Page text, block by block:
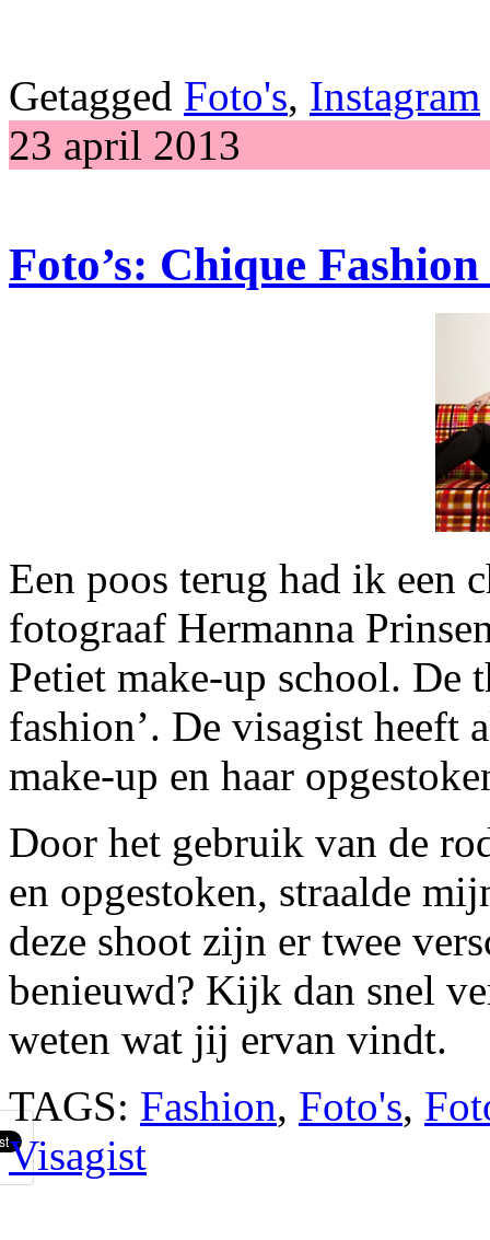
Getagged Foto's, Instagram
23 april 2013
Foto’s: Chique
Een poos terug had ik een
fotograaf Hermanna
Petiet make-up school. De
fashion’. De visagist heeft
make-up en haar
Door het gebruik van de
en opgestoken, straalde
deze shoot zijn er twee
benieuwd? Kijk dan snel
weten wat jij ervan vindt.
TAGS: Fashion, Foto's,
Visagist